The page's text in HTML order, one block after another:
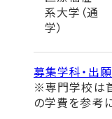
系大学（通
学）
募集学科・出
※専門学校は
の学費を参考